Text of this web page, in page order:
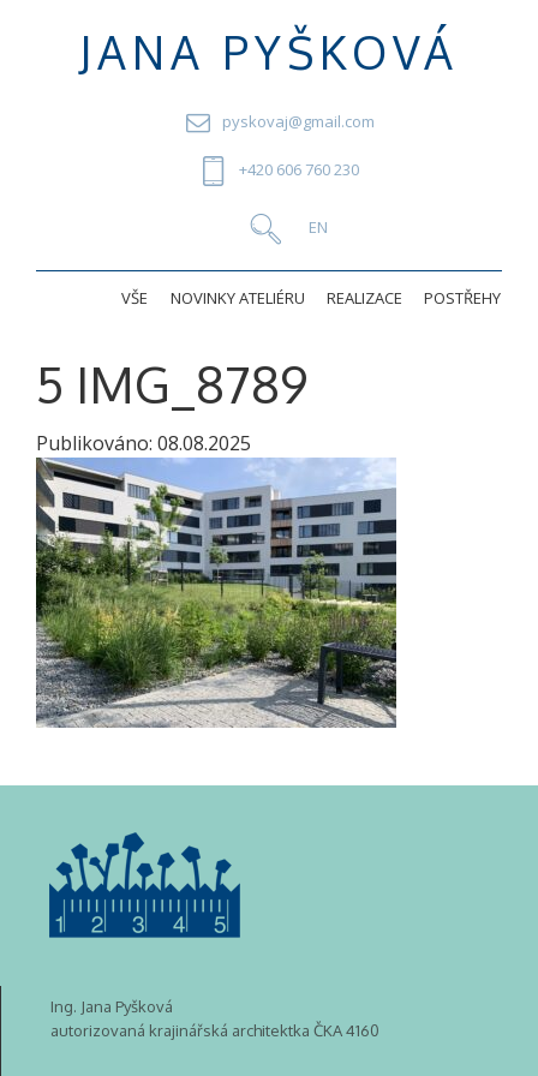
JANA PYŠKOVÁ
pyskovaj@gmail.com
+420 606 760 230
VŠE NOVINKY ATELIÉRU REALIZACE POSTŘEHY
5 IMG_8789
Publikováno: 08.08.2025
Ing. Jana Pyšková
autorizovaná krajinářská architektka ČKA 4160